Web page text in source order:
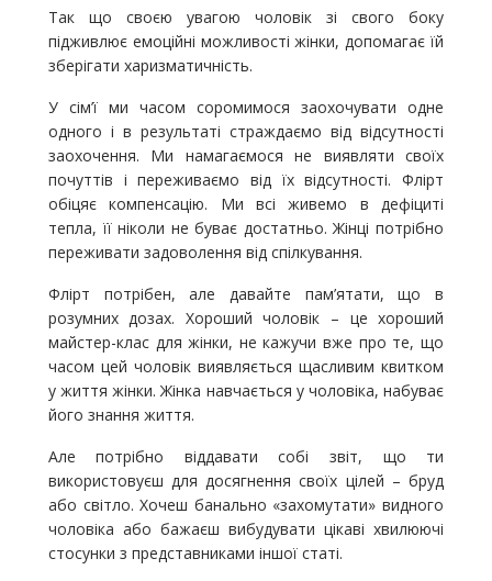
Так що своєю увагою чоловік зі свого боку
підживлює емоційні можливості жінки, допомагає їй
зберігати харизматичність.
У сім’ї ми часом соромимося заохочувати одне
одного і в результаті страждаємо від відсутності
заохочення. Ми намагаємося не виявляти своїх
почуттів і переживаємо від їх відсутності. Флірт
обіцяє компенсацію. Ми всі живемо в дефіциті
тепла, її ніколи не буває достатньо. Жінці потрібно
переживати задоволення від спілкування.
Флірт потрібен, але давайте пам’ятати, що в
розумних дозах. Хороший чоловік – це хороший
майстер-клас для жінки, не кажучи вже про те, що
часом цей чоловік виявляється щасливим квитком
у життя жінки. Жінка навчається у чоловіка, набуває
його знання життя.
Але потрібно віддавати собі звіт, що ти
використовуєш для досягнення своїх цілей – бруд
або світло. Хочеш банально «захомутати» видного
чоловіка або бажаєш вибудувати цікаві хвилюючі
стосунки з представниками іншої статі.